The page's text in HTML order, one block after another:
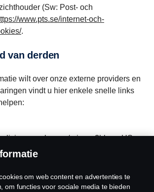
(Sw: Post- och
www.pts.se/internet-och-
.
van derden
wilt over onze externe providers en
vindt u hier enkele snelle links
privacy?hl=en-US
privacy
howyoutubeworks/policies/
service/agreement-eng
om web content en advertenties te
om functies voor sociale media te bieden